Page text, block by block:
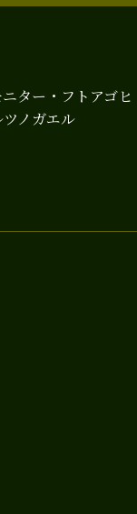
ター・フトアゴヒ
ノガエル